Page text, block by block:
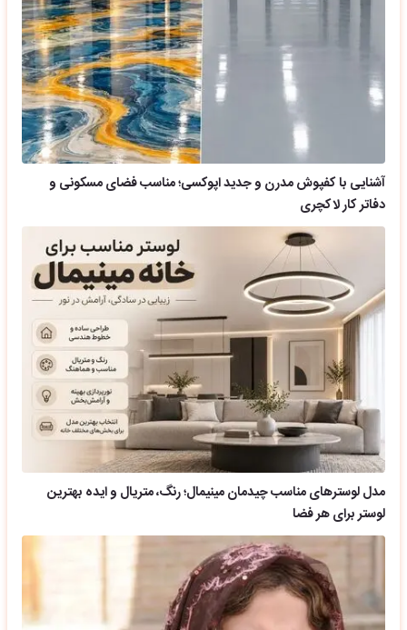
آشنایی با کفپوش مدرن و جدید اپوکسی؛ مناسب فضای مسکونی و
دفاتر کار لاکچری
مدل لوسترهای مناسب چیدمان مینیمال؛ رنگ، متریال و ایده بهترین
لوستر برای هر فضا